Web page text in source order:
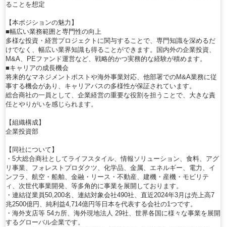
ることを想定
【本ポジションの魅力】
■幅広い業務範囲と専門性の向上
多様な投資・経営プロジェクトに関与することで、専門知識を深めるだ
けでなく、幅広い業界知識も得ることができます。国内外の企業投資、
M&A、PEファンド運営など、戦略的かつ実務的な経験が積めます。
■キャリアの成長機会
将来的なマネジメントポストや海外事業対応、他部署でのM&A業務に従
事する機会があり、キャリアパスの多様性が保証されています。
総合商社の一員として、企業経営の重要な役割を担うことで、大きな責
任とやりがいを感じられます。
【組織構成】
企業投資部
【同社について】
・5大総合商社としてライフスタイル、情報ソリューション、食料、アグ
リ事業、フォレストプロダクツ、化学品、金属、エネルギー、電力、イ
ンフラ、航空・船舶、金融・リース・不動産、建機・産機・モビリテ
ィ、次世代事業開発、等多角的に事業を展開しております。
・連結従業員50,200名、連結対象会社490社、直近2024年3月は売上高7
兆2500億円、純利益4,714億円等日本を代表する会社の1つです。
・海外支店等 54カ所、海外現地法人 29社、世界各国に様々な事業を展開
するグローバル企業です。